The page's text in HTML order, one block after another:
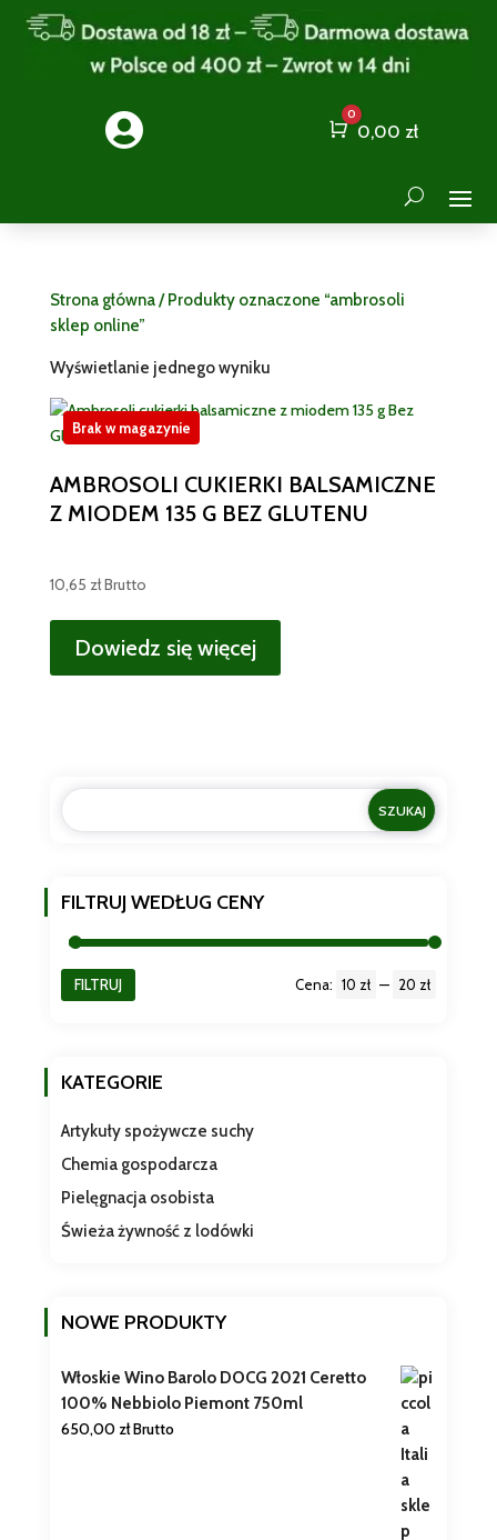
 Cart
0
0,00 zł
Strona główna/ Produkty oznaczone “ambrosoli
sklep online”
Wyświetlanie jednego wyniku
AMBROSOLI CUKIERKI BALSAMICZNE
Z MIODEM 135 G BEZ GLUTENU
10,65 złBrutto
Dowiedz się więcej
Brak w magazynie
FILTRUJ WEDŁUG CENY
FILTRUJ Cena: 10 zł — 20 zł
KATEGORIE
Artykuły spożywcze suchy
Chemia gospodarcza
Pielęgnacja osobista
Świeża żywność z lodówki
NOWE PRODUKTY
Włoskie Wino Barolo DOCG 2021 Ceretto
100% Nebbiolo Piemont 750ml
650,00 złBrutto